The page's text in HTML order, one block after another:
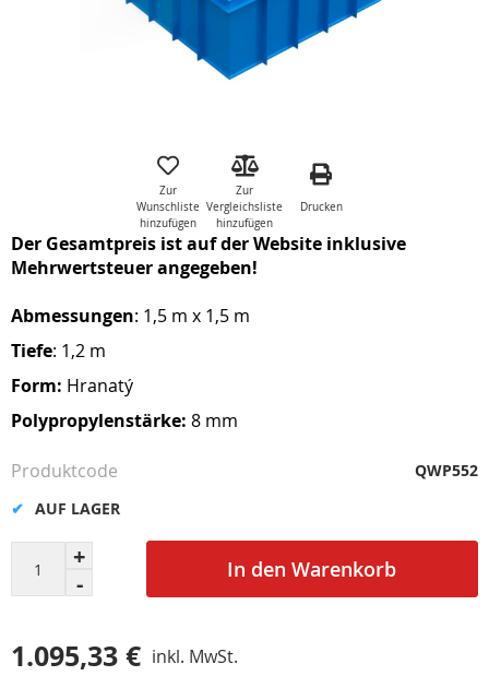
Zur
Wunschliste
hinzufügen
Zur
Vergleichsliste
hinzufügen
Drucken
Der Gesamtpreis ist auf der Website inklusive
Mehrwertsteuer angegeben!
Abmessungen: 1,5 m x 1,5 m
Tiefe: 1,2 m
Form: Hranatý
Polypropylenstärke: 8 mm
In den Warenkorb
1.095,33 € inkl. MwSt.
AUF LAGER
Produktcode QWP552